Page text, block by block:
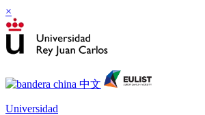
×
Universidad